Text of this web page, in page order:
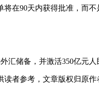
在90天内获得批准，而不
汇储备，并激活350亿元人
者参考，文章版权归原